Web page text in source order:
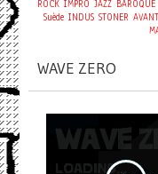
ROCK IMPRO JAZZ BAROQUE
Suède INDUS STONER
WAVE ZERO